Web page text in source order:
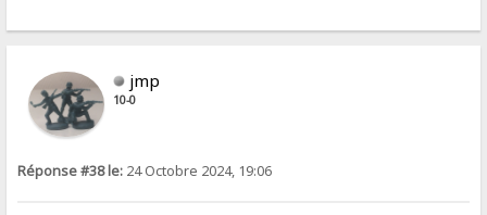
jmp
10-0
Réponse #38 le: 24 Octobre 2024, 19:06